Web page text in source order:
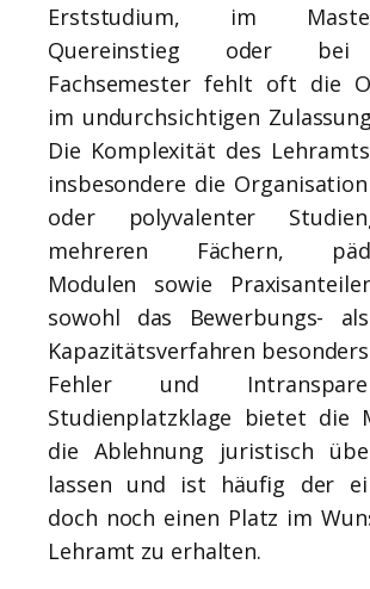
Erststudium, im
Quereinstieg oder bei
Fachsemester fehlt oft die
im undurchsichtigen
Die Komplexität des
insbesondere die
oder polyvalenter
mehreren Fächern,
Modulen sowie
sowohl das Bewerbungs-
Kapazitätsverfahren
Fehler und
Studienplatzklage bietet die
die Ablehnung juristisch
lassen und ist häufig der
doch noch einen Platz im
Lehramt zu erhalten.